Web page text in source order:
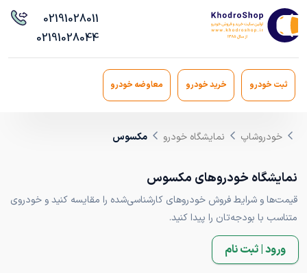
02191028011
02191028044
ثبت خودرو خرید خودرو معاوضه خودرو
خودروشاپ نمایشگاه خودرو مکسوس
نمایشگاه خودروهای مکسوس
قیمت‌ها و شرایط فروش خودروهای کارشناسی‌شده را مقایسه کنید و خودروی
متناسب با بودجه‌تان را پیدا کنید.
ورود | ثبت نام